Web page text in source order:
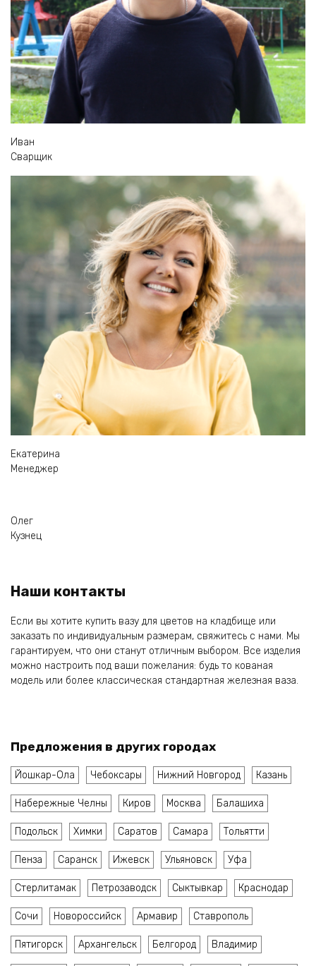
Иван
Сварщик
Екатерина
Менеджер
Олег
Кузнец
Наши контакты
Если вы хотите купить вазу для цветов на кладбище или
заказать по индивидуальным размерам, свяжитесь с нами. Мы
гарантируем, что они станут отличным выбором. Все изделия
можно настроить под ваши пожелания: будь то кованая
модель или более классическая стандартная железная ваза.
Предложения в других городах
Йошкар-Ола Чебоксары Нижний Новгород Казань
Набережные Челны Киров Москва Балашиха
Подольск Химки Саратов Самара Тольятти
Пенза Саранск Ижевск Ульяновск Уфа
Стерлитамак Петрозаводск Сыктывкар Краснодар
Сочи Новороссийск Армавир Ставрополь
Пятигорск Архангельск Белгород Владимир